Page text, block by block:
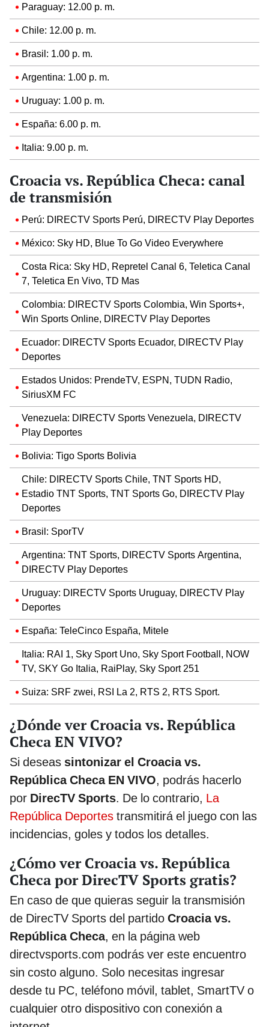
Paraguay: 12.00 p. m.
Chile: 12.00 p. m.
Brasil: 1.00 p. m.
Argentina: 1.00 p. m.
Uruguay: 1.00 p. m.
España: 6.00 p. m.
Italia: 9.00 p. m.
Croacia vs. República Checa: canal
de transmisión
Perú: DIRECTV Sports Perú, DIRECTV Play Deportes
México: Sky HD, Blue To Go Video Everywhere
Costa Rica: Sky HD, Repretel Canal 6, Teletica Canal
7, Teletica En Vivo, TD Mas
Colombia: DIRECTV Sports Colombia, Win Sports+,
Win Sports Online, DIRECTV Play Deportes
Ecuador: DIRECTV Sports Ecuador, DIRECTV Play
Deportes
Estados Unidos: PrendeTV, ESPN, TUDN Radio,
SiriusXM FC
Venezuela: DIRECTV Sports Venezuela, DIRECTV
Play Deportes
Bolivia: Tigo Sports Bolivia
Chile: DIRECTV Sports Chile, TNT Sports HD,
Estadio TNT Sports, TNT Sports Go, DIRECTV Play
Deportes
Brasil: SporTV
Argentina: TNT Sports, DIRECTV Sports Argentina,
DIRECTV Play Deportes
Uruguay: DIRECTV Sports Uruguay, DIRECTV Play
Deportes
España: TeleCinco España, Mitele
Italia: RAI 1, Sky Sport Uno, Sky Sport Football, NOW
TV, SKY Go Italia, RaiPlay, Sky Sport 251
Suiza: SRF zwei, RSI La 2, RTS 2, RTS Sport.
¿Dónde ver Croacia vs. República
Checa EN VIVO?
Si deseas sintonizar el Croacia vs.
República Checa EN VIVO, podrás hacerlo
por DirecTV Sports. De lo contrario, La
República Deportes transmitirá el juego con las
incidencias, goles y todos los detalles.
¿Cómo ver Croacia vs. República
Checa por DirecTV Sports gratis?
En caso de que quieras seguir la transmisión
de DirecTV Sports del partido Croacia vs.
República Checa, en la página web
directvsports.com podrás ver este encuentro
sin costo alguno. Solo necesitas ingresar
desde tu PC, teléfono móvil, tablet, SmartTV o
cualquier otro dispositivo con conexión a